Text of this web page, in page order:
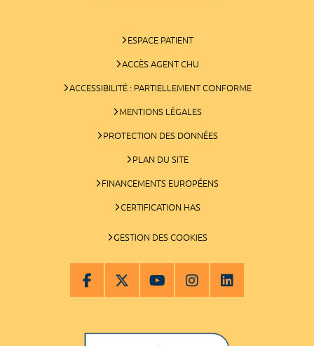
ESPACE PATIENT
ACCÈS AGENT CHU
ACCESSIBILITÉ : PARTIELLEMENT CONFORME
MENTIONS LÉGALES
PROTECTION DES DONNÉES
PLAN DU SITE
FINANCEMENTS EUROPÉENS
CERTIFICATION HAS
GESTION DES COOKIES